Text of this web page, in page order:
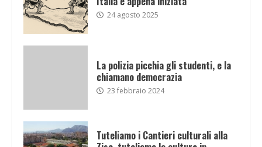
24 agosto 2025
La polizia picchia gli studenti, e la
chiamano democrazia
23 febbraio 2024
Tuteliamo i Cantieri culturali alla